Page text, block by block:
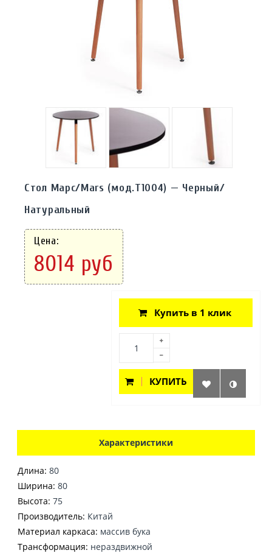
Стол Марс/Mars (мод.T1004) — Черный/
Натуральный
Цена:
8014 руб
Купить в 1 клик
КУПИТЬ
Характеристики
Длина: 80
Ширина: 80
Высота: 75
Производитель: Китай
Материал каркаса: массив бука
Трансформация: нераздвижной